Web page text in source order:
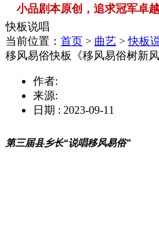
小品剧本原创，追求冠军卓
快板说唱
当前位置： 首页 > 曲艺 >快板
移风易俗快板《移风易俗树新风
作者:
来源:
日期 : 2023-09-11
第三届县乡长“说唱移风易俗”